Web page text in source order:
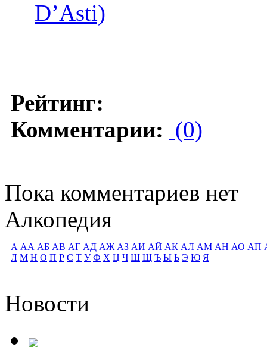
D’Asti)
Рейтинг:
Комментарии: (0)
Пока комментариев нет
Алкопедия
А АА АБ АВ АГ АД АЖ АЗ АИ АЙ АК АЛ АМ АН АО АП
Л М Н О П Р С Т У Ф Х Ц Ч Ш Щ Ъ Ы Ь Э Ю Я
Новости